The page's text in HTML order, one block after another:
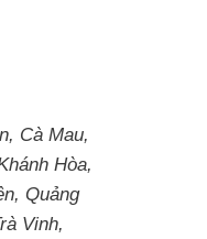
Cà Mau,
Hòa,
Quảng
Vinh,